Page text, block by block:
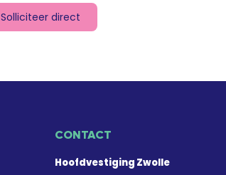
Solliciteer direct
CONTACT
Hoofdvestiging Zwolle